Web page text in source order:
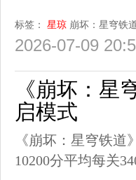
标签： 星琼 崩坏：星穹铁
2026-07-09
《崩坏：星
启模式
《崩坏：星穹铁
10200分平均每关